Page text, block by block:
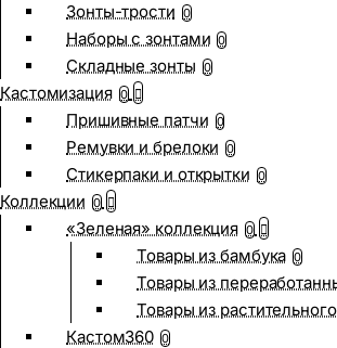
Зонты-трости 0
Наборы с зонтами 0
Складные зонты 0
Кастомизация 0
Пришивные патчи 0
Ремувки и брелоки 0
Стикерпаки и открытки 0
Коллекции 0
«Зеленая» коллекция 0
Товары из бамбука 0
Товары из
Товары из
Кастом360 0